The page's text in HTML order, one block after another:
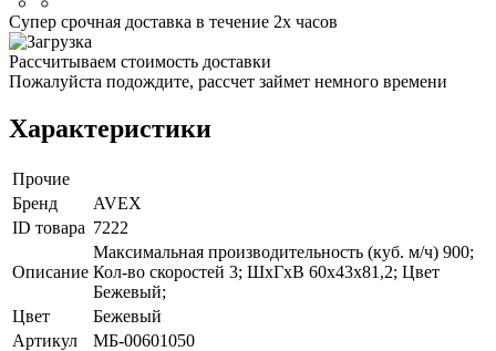
Супер срочная доставка в течение 2х часов
Рассчитываем стоимость доставки
Пожалуйста подождите, рассчет займет немного времени
Характеристики
Прочие
Бренд
AVEX
ID товара 7222
Описание
Максимальная производительность (куб. м/ч) 900;
Кол-во скоростей 3; ШхГхВ 60х43х81,2; Цвет
Бежевый;
Цвет
Бежевый
Артикул
МБ-00601050